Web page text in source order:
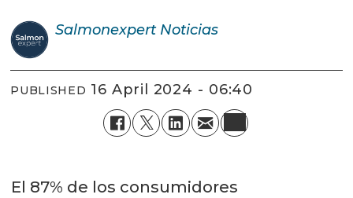
Salmonexpert Noticias
PUBLISHED 16 April 2024 - 06:40
El 87% de los consumidores